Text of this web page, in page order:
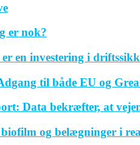
er nok?
en investering i
til både EU og
Data bekræfter, at
og belægninger i